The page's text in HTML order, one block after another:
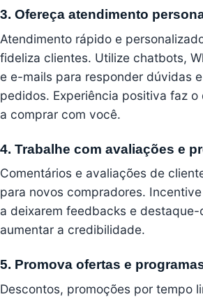
3. Ofereça atendimento
Atendimento rápido e
fideliza clientes. Utilize chatbots,
e e-mails para responder dúvidas
pedidos. Experiência positiva faz
a comprar com você.
4. Trabalhe com avaliações e
Comentários e avaliações de
para novos compradores.
a deixarem feedbacks e destaque-
aumentar a credibilidade.
5. Promova ofertas e
Descontos, promoções por tempo